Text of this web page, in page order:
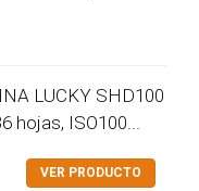
LUCKY SHD100
hojas, ISO100...
VER PRODUCTO